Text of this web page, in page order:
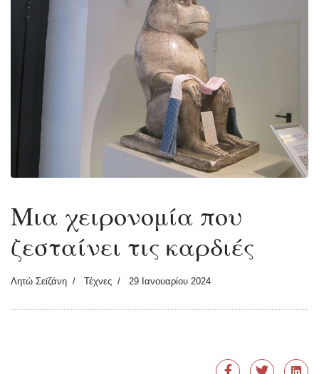
Μια χειρονομία που
ζεσταίνει τις καρδιές
Λητώ Σεϊζάνη Τέχνες 29 Ιανουαρίου 2024